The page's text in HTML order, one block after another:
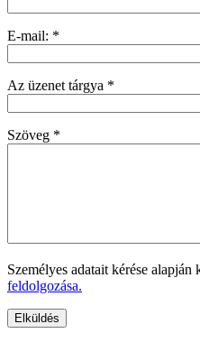
Michalovce - telephely
Nové Zámky - telephely
Senica - telephely
Štúrovo - telephely
E-mail: *
Az üzenet tárgya *
Szöveg *
Személyes adatait kérése alapján
feldolgozása.